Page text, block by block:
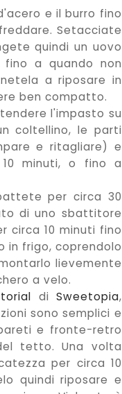
e il burro fino
Setacciate
quindi un uovo
a quando non
a riposare in
ben compatto.
l'impasto su
coltellino, le parti
e ritagliare) e
minuti, o fino a
per circa 30
di uno sbattitore
circa 10 minuti fino
in frigo, coprendolo
lievemente
a velo.
di Sweetopia,
sono semplici e
e fronte-retro
tetto. Una volta
per circa 10
quindi riposare e